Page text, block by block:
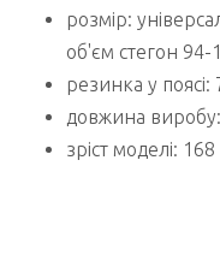
розмір:
об'єм стегон 94-
резинка у поясі:
довжина
зріст моделі: